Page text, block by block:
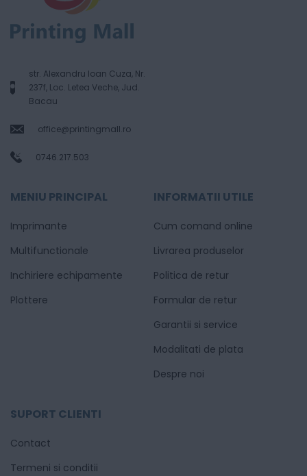
str. Alexandru Ioan Cuza, Nr.
237f, Loc. Letea Veche, Jud.
Bacau
office@printingmall.ro
0746.217.503
MENIU PRINCIPAL
Imprimante
Multifunctionale
Inchiriere echipamente
Plottere
INFORMATII UTILE
Cum comand online
Livrarea produselor
Politica de retur
Formular de retur
Garantii si service
Modalitati de plata
Despre noi
SUPORT CLIENTI
Contact
Termeni si conditii